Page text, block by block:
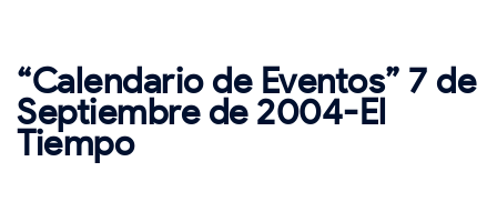
“Calendario de Eventos” 7 de
Septiembre de 2004-El
Tiempo